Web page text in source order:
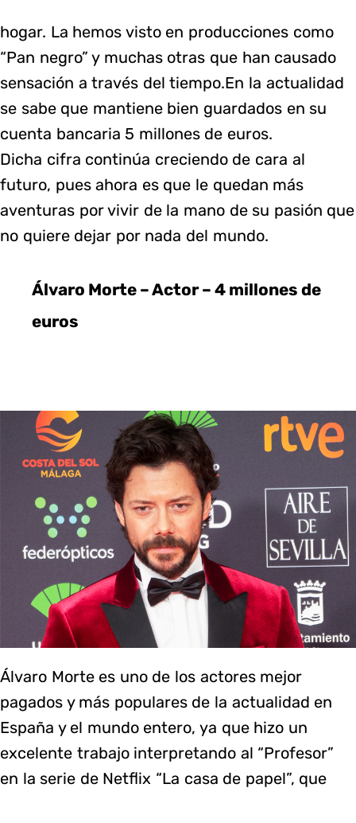
hogar. La hemos visto en producciones como
“Pan negro” y muchas otras que han causado
sensación a través del tiempo.En la actualidad
se sabe que mantiene bien guardados en su
cuenta bancaria 5 millones de euros.
Dicha cifra continúa creciendo de cara al
futuro, pues ahora es que le quedan más
aventuras por vivir de la mano de su pasión que
no quiere dejar por nada del mundo.
Álvaro Morte – Actor – 4 millones de
euros
Álvaro Morte es uno de los actores mejor
pagados y más populares de la actualidad en
España y el mundo entero, ya que hizo un
excelente trabajo interpretando al “Profesor”
en la serie de Netflix “La casa de papel”, que